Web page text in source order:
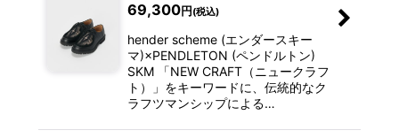
69,300円 (税込)
hender scheme (エンダースキー
マ)×PENDLETON (ペンドルトン)
SKM 「NEW CRAFT（ニュークラフ
ト）」をキーワードに、伝統的なク
ラフツマンシップによる…